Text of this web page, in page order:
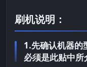
刷机说明：
1.先确认机器的
必须是此贴中所